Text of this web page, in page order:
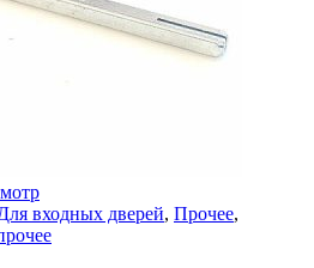
входных дверей, Прочее,